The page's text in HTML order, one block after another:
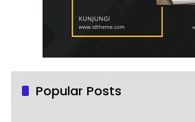
Popular Posts